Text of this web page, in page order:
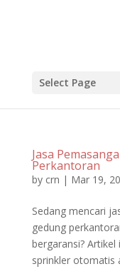
Select Page
Jasa
Perkantoran
by crn | Mar 19,
Sedang mencari
gedung
bergaransi?
sprinkler otomatis